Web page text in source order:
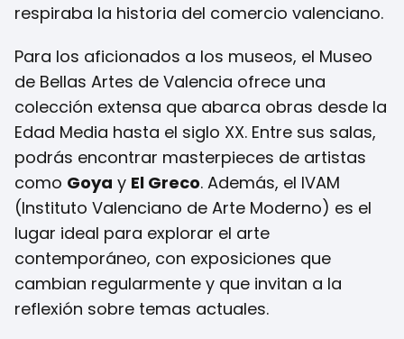
respiraba la historia del comercio valenciano.
Para los aficionados a los museos, el Museo
de Bellas Artes de Valencia ofrece una
colección extensa que abarca obras desde la
Edad Media hasta el siglo XX. Entre sus salas,
podrás encontrar masterpieces de artistas
como Goya y El Greco. Además, el IVAM
(Instituto Valenciano de Arte Moderno) es el
lugar ideal para explorar el arte
contemporáneo, con exposiciones que
cambian regularmente y que invitan a la
reflexión sobre temas actuales.